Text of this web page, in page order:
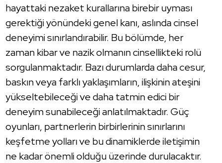
hayattaki nezaket kurallarına birebir uyması
gerektiği yönündeki genel kanı, aslında cinsel
deneyimi sınırlandırabilir. Bu bölümde, her
zaman kibar ve nazik olmanın cinsellikteki rolü
sorgulanmaktadır. Bazı durumlarda daha cesur,
baskın veya farklı yaklaşımların, ilişkinin ateşini
yükseltebileceği ve daha tatmin edici bir
deneyim sunabileceği anlatılmaktadır. Güç
oyunları, partnerlerin birbirlerinin sınırlarını
keşfetme yolları ve bu dinamiklerde iletişimin
ne kadar önemli olduğu üzerinde durulacaktır.